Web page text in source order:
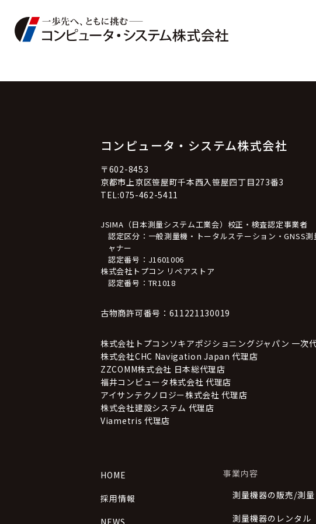
コンピュータ・システム株式会社
〒602-8453
京都市上京区笹屋町千本西入笹屋四丁目273番3
TEL:075-462-5411
JSIMA（日本測量システム工業会）校正・検査認定事業者
認定区分：一般測量機・トータルステーション・GNSS
ャナー
認定番号：J1601006
株式会社トプコン リペアストア
認定番号：TR1018
古物商許可番号：611221130019
株式会社トプコンソキアポジショニングジャパン 一次
株式会社CHC Navigation Japan 代理店
ZZCOMM株式会社 日本総代理店
福井コンピュータ株式会社 代理店
アイサンテクノロジー株式会社 代理店
株式会社建設システム 代理店
Viametris 代理店
HOME
採用情報
NEWS
事業内容
測量機器の販売/測
測量機器のレンタル